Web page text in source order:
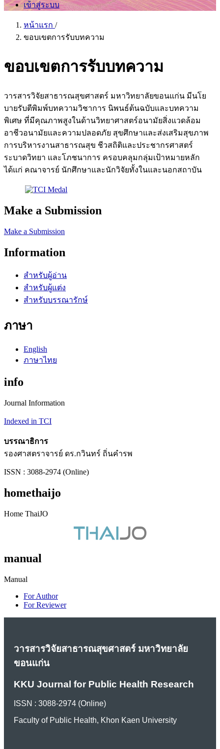
เข้าสู่ระบบ
หน้าแรก /
ขอบเขตการรับบทความ
ขอบเขตการรับบทความ
วารสารวิจัยสาธารณสุขศาสตร์ มหาวิทยาลัยขอนแก่น มีนโย
บายรับตีพิมพ์บทความวิชาการ นิพนธ์ต้นฉบับและบทความ
พิเศษ ที่มีคุณภาพสูงในด้านวิทยาศาสตร์อนามัยสิ่งแวดล้อม
อาชีวอนามัยและความปลอดภัย สุขศึกษาและส่งเสริมสุขภาพ
การบริหารงานสาธารณสุข ชีวสถิติและประชากรศาสตร์
ระบาดวิทยา และโภชนาการ ครอบคลุมกลุ่มเป้าหมายหลัก
ได้แก่ คณาจารย์ นักศึกษาและนักวิจัยทั้งในและนอกสถาบัน
Make a Submission
Make a Submission
Information
สำหรับผู้อ่าน
สำหรับผู้แต่ง
สำหรับบรรณารักษ์
ภาษา
English
ภาษาไทย
info
Journal Information
Indexed in TCI
บรรณาธิการ
รองศาสตราจารย์ ดร.กวินทร์ ถิ่นคำรพ
ISSN : 3088-2974 (Online)
homethaijo
Home ThaiJO
manual
Manual
For Author
For Reviewer
วารสารวิจัยสาธารณสุขศาสตร์ มหาวิทยาลัย
ขอนแก่น
KKU Journal for Public Health Research
ISSN : 3088-2974 (Online)
Faculty of Public Health, Khon Kaen University